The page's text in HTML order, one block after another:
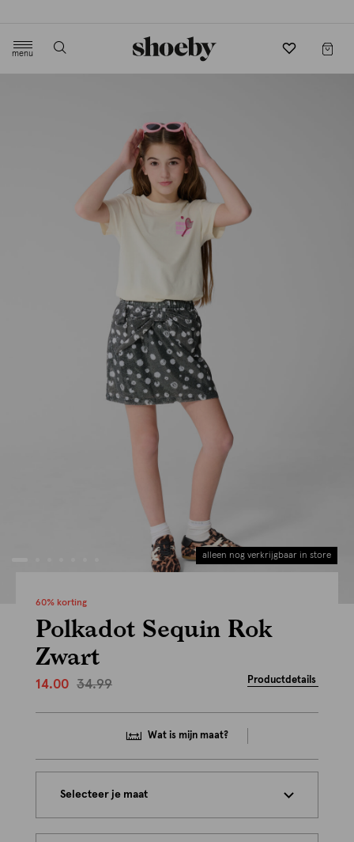
menu
alleen nog verkrijgbaar in store
60% korting
Polkadot Sequin Rok
Zwart
14.00 34.99 Productdetails
Wat is mijn maat?
Selecteer je maat